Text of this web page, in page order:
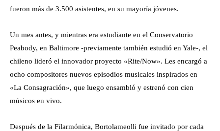
fueron más de 3.500 asistentes, en su mayoría jóvenes.
Un mes antes, y mientras era estudiante en el Conservatorio
Peabody, en Baltimore -previamente también estudió en Yale-, el
chileno lideró el innovador proyecto «Rite/Now». Les encargó a
ocho compositores nuevos episodios musicales inspirados en
«La Consagración», que luego ensambló y estrenó con cien
músicos en vivo.
Después de la Filarmónica, Bortolameolli fue invitado por cada